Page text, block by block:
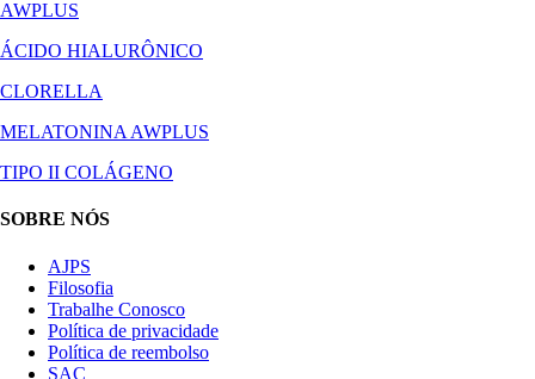
AWPLUS
ÁCIDO HIALURÔNICO
CLORELLA
MELATONINA AWPLUS
TIPO II COLÁGENO
SOBRE NÓS
AJPS
Filosofia
Trabalhe Conosco
Política de privacidade
Política de reembolso
SAC